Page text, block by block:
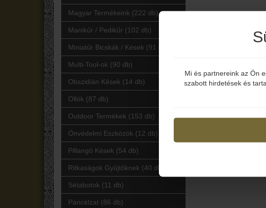
Magyar Termékeink (222 db)
Manikűr / Pedikűr (102 db)
Miniatűr Bicskák / Kések (91 db)
Multi-Tool-ok (90 db)
Obszidián Kések (14 db)
Ollók (87 db)
Outdoor Termékek (153 db)
Önvédelmi Eszközök (12 db)
Pillangó Kések (54 db)
Ritkaságok Gyűjtőknek (40 db)
Sétabotok (11 db)
Páncélzat (86 db)
Mi és partnereink az Ön
szabott hirdetések és